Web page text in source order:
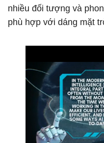
nhiều đối tượng và
phù hợp với dáng mặt